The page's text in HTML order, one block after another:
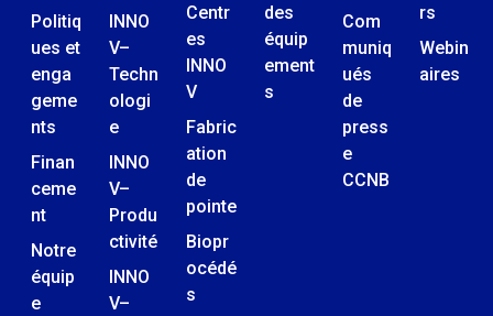
Politiq
ues et
enga
geme
nts
Finan
ceme
nt
Notre
équip
e
INNO
V–
Techn
ologi
e
INNO
V–
Produ
ctivité
INNO
V–
Centr
es
INNO
V
Fabric
ation
de
pointe
Biopr
océdé
s
des
équip
ement
s
Com
muniq
ués
de
press
e
CCNB
rs
Webin
aires